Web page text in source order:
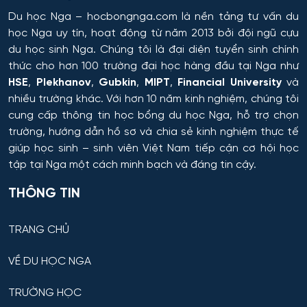
Hệ thống và công nghệ sinh học kỹ thuật
Hệ thống và tổ hợp vô tuyến điện tử
Hệ thống điều khiển chuyển động và dẫn đường
Hệ thống điều khiển máy bay
Hỗ trợ dẫn đường – hệ thống quỹ đạo cho thiết bị vũ
trụ
Du học Nga – hocbongnga.com là nền tảng tư vấn du
học Nga uy tín, hoạt động từ năm 2013 bởi đội ngũ cựu
du học sinh Nga. Chúng tôi là đại diện tuyển sinh chính
thức cho hơn 100 trường đại học hàng đầu tại Nga như
HSE, Plekhanov, Gubkin, MIPT, Financial Universityvà
nhiều trường khác. Với hơn 10 năm kinh nghiệm, chúng tôi
cung cấp thông tin học bổng du học Nga, hỗ trợ chọn
trường, hướng dẫn hồ sơ và chia sẻ kinh nghiệm thực tế
giúp học sinh – sinh viên Việt Nam tiếp cận cơ hội học
tập tại Nga một cách minh bạch và đáng tin cậy.
THÔNG TIN
TRANG CHỦ
VỀ DU HỌC NGA
TRƯỜNG HỌC